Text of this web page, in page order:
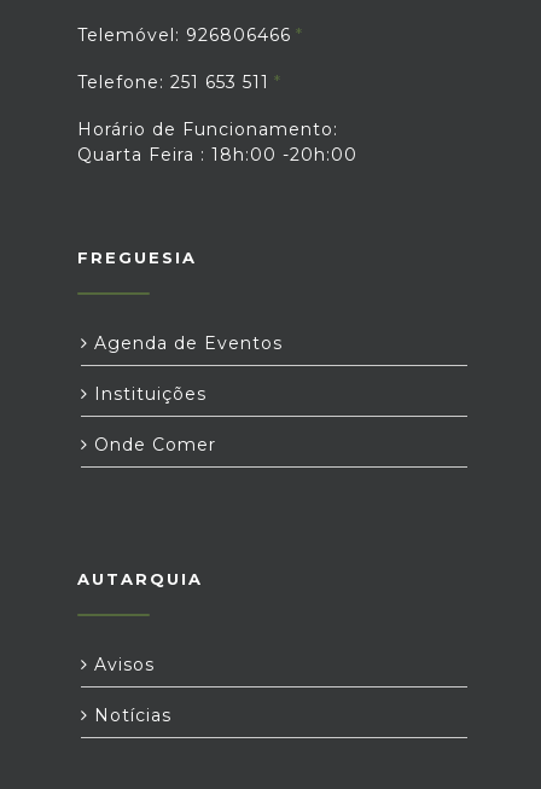
Telemóvel: 926806466
Telefone: 251 653 511
Horário de Funcionamento:
Quarta Feira : 18h:00 -20h:00
FREGUESIA
Agenda de Eventos
Instituições
Onde Comer
AUTARQUIA
Avisos
Notícias